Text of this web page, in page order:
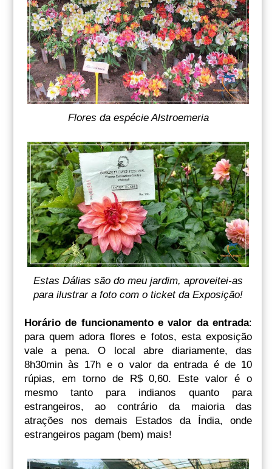
Flores da espécie Alstroemeria
Estas Dálias são do meu jardim, aproveitei-as
para ilustrar a foto com o ticket da Exposição!
Horário de funcionamento e valor da entrada:
para quem adora flores e fotos, esta exposição
vale a pena. O local abre diariamente, das
8h30min às 17h e o valor da entrada é de 10
rúpias, em torno de R$ 0,60. Este valor é o
mesmo tanto para indianos quanto para
estrangeiros, ao contrário da maioria das
atrações nos demais Estados da Índia, onde
estrangeiros pagam (bem) mais!